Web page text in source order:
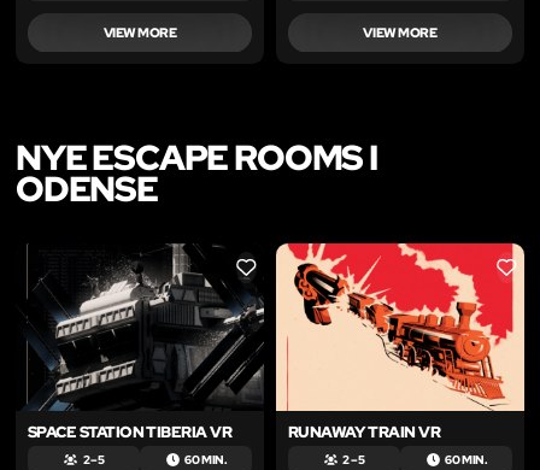
VIEW MORE VIEW MORE
NYE ESCAPE ROOMS I
ODENSE
LIKE
SPACE STATION TIBERIA VR
2 – 5 60 MIN.
LIKE
RUNAWAY TRAIN VR
2 – 5 60 MIN.